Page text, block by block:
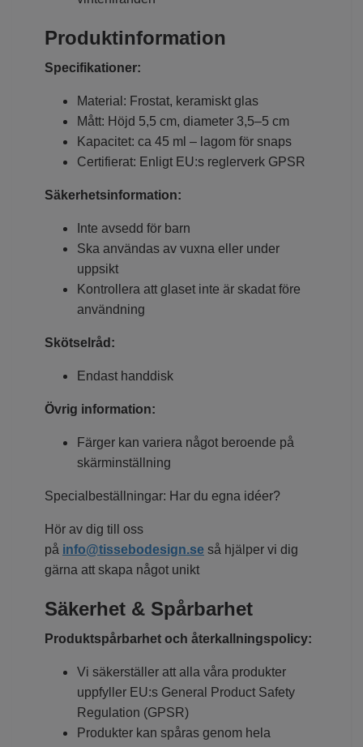
Produktinformation
Specifikationer:
Material: Frostat, keramiskt glas
Mått: Höjd 5,5 cm, diameter 3,5–5 cm
Kapacitet: ca 45 ml – lagom för snaps
Certifierat: Enligt EU:s reglerverk GPSR
Säkerhetsinformation:
Inte avsedd för barn
Ska användas av vuxna eller under
uppsikt
Kontrollera att glaset inte är skadat före
användning
Skötselråd:
Endast handdisk
Övrig information:
Färger kan variera något beroende på
skärminställning
Specialbeställningar: Har du egna idéer?
Hör av dig till oss
på info@tissebodesign.se så hjälper vi dig
gärna att skapa något unikt
Säkerhet & Spårbarhet
Produktspårbarhet och återkallningspolicy:
Vi säkerställer att alla våra produkter
uppfyller EU:s General Product Safety
Regulation (GPSR)
Produkter kan spåras genom hela